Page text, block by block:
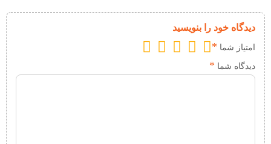
دیدگاه خود را بنویسید
امتیاز شما *
دیدگاه شما *